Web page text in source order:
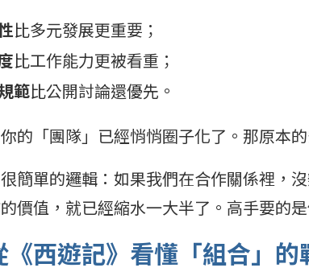
比多元發展更重要；
比工作能力更被看重；
範比公開討論還優先。
的「團隊」已經悄悄圈子化了。那原本
簡單的邏輯：如果我們在合作關係裡，
價值，就已經縮水一大半了。高手要的
《西遊記》看懂「組合」的